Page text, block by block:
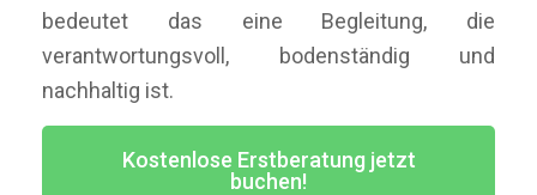
bedeutet das eine Begleitung, die
verantwortungsvoll, bodenständig und
nachhaltig ist.
Kostenlose Erstberatung jetzt
buchen!